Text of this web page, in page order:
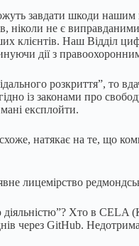
завдати шкоди нашим
не є
клієнтів. Наш Відділ
дії з
розкриття”, то
із законами про
експлойти.
натякає на те, що
лицемірство
Хто в CELA
GitHub.